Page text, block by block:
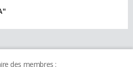
des membres :